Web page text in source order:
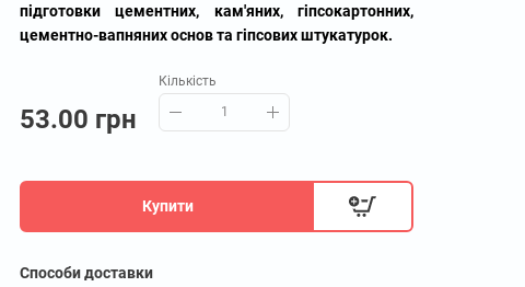
підготовки цементних, кам'яних, гіпсокартонних,
цементно-вапняних основ та гіпсових штукатурок.
53.00 грн
Кількість
Купити
Способи доставки